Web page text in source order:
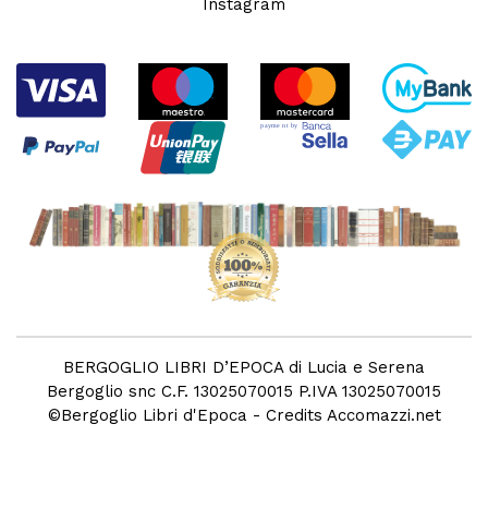
Instagram
BERGOGLIO LIBRI D’EPOCA di Lucia e Serena
Bergoglio snc C.F. 13025070015 P.IVA 13025070015
©Bergoglio Libri d'Epoca - Credits Accomazzi.net